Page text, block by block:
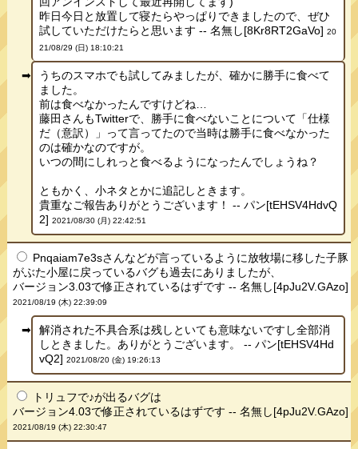
昨日今日と放置して寝たらやっぱりできましたので、ぜひ
試していただけたらと思います -- 名無し[8Kr8RT2GaVo] 20
21/08/29 (日) 18:10:21
うちのスマホでも試してみましたが、確かに勝手に食べて
ました。
前は食べなかったんですけどね…
藤田さんもTwitterで、勝手に食べないことについて「仕様
だ（意訳）」って言ってたので当時は勝手に食べなかった
のは確かなのですが。
いつの間にしれっと食べるようになったんでしょうね？
ともかく、小ネタとかに追記しときます。
貴重なご報告ありがとうございます！ -- パン[tEHSV4HdvQ
2] 2021/08/30 (月) 22:42:51
Pnqaiam7e3sさんなどが言っているように放牧場に移した子豚
がぶた小屋に戻っているバグも過去にありましたが、
バージョン3.03で修正されているはずです -- 名無し[4pJu2V.GAzo]
2021/08/19 (木) 22:39:09
解消された不具合系は残しといても意味ないですし全部消
しときました。ありがとうございます。 -- パン[tEHSV4Hd
vQ2] 2021/08/20 (金) 19:26:13
トリュフで♪が出るバグは
バージョン4.03で修正されているはずです -- 名無し[4pJu2V.GAzo]
2021/08/19 (木) 22:30:47